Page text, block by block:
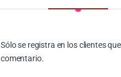
Sólo se registra en los clientes
comentario.